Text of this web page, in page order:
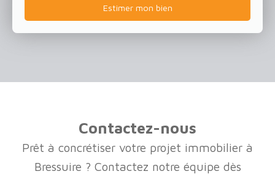
Estimer mon bien
Contactez-nous
Prêt à concrétiser votre projet immobilier à
Bressuire ? Contactez notre équipe dès